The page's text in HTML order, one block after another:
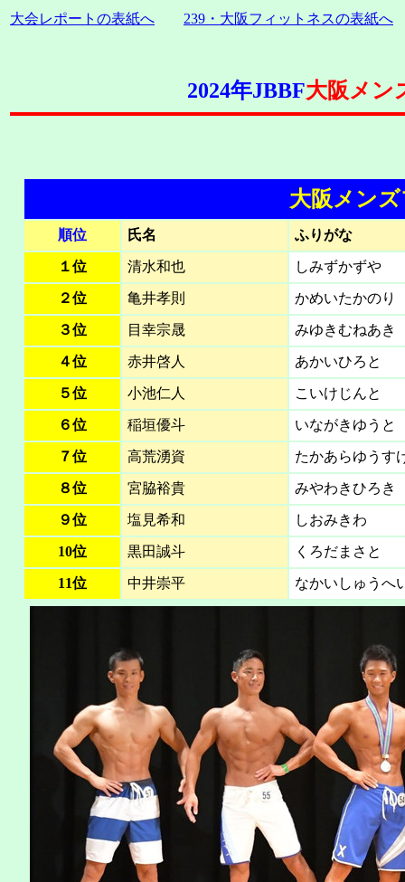
大会レポートの表紙へ 239・大阪フィットネスの表紙へ
2024年JBBF大阪メン
大阪メン
順位 氏名 ふりがな
１位 清水和也 しみずかずや
２位 亀井孝則 かめいたかのり
３位 目幸宗晟 みゆきむねあき
４位 赤井啓人 あかいひろと
５位 小池仁人 こいけじんと
６位 稲垣優斗 いながきゆうと
７位 高荒湧資 たかあらゆうす
８位 宮脇裕貴 みやわきひろき
９位 塩見希和 しおみきわ
10位 黒田誠斗 くろだまさと
11位 中井崇平 なかいしゅうへ